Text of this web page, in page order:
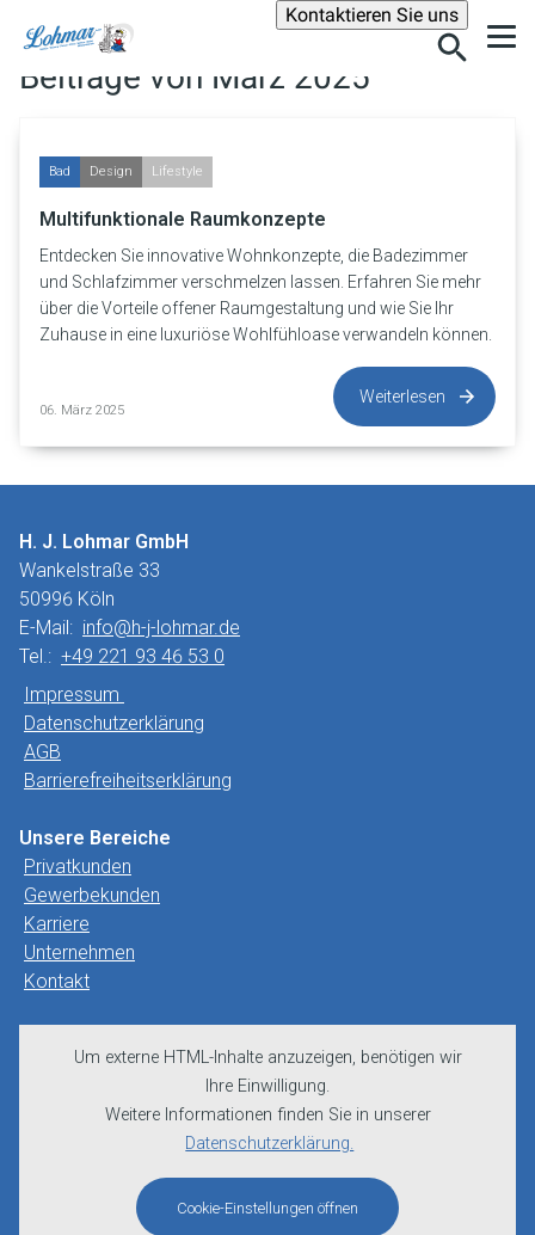
Kontaktieren Sie unsSuche
Beiträge von März 2025
Bad Design Lifestyle
Multifunktionale Raumkonzepte
Entdecken Sie innovative Wohnkonzepte, die Badezimmer
und Schlafzimmer verschmelzen lassen. Erfahren Sie mehr
über die Vorteile offener Raumgestaltung und wie Sie Ihr
Zuhause in eine luxuriöse Wohlfühloase verwandeln können.
06. März 2025
Weiterlesen
H. J. Lohmar GmbH
Wankelstraße 33
50996 Köln
E-Mail: info@h-j-lohmar.de
Tel.: +49 221 93 46 53 0
Impressum
Datenschutzerklärung
AGB
Barrierefreiheitserklärung
Unsere Bereiche
Privatkunden
Gewerbekunden
Karriere
Unternehmen
Kontakt
Um externe HTML-Inhalte anzuzeigen, benötigen wir
Ihre Einwilligung.
Weitere Informationen finden Sie in unserer
Datenschutzerklärung.
Cookie-Einstellungen öffnen